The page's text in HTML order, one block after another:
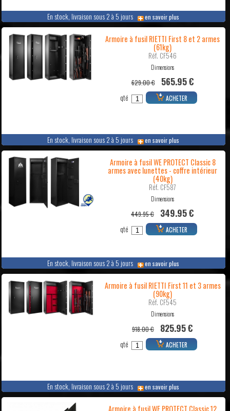
En stock, livraison sous 2 à 5 jours en savoir plus
En stock, livraison sous 2 à 5 jours en savoir plus
Armoire à fusil RIETTI First 8 et 2 armes
(61kg)
Réf. CF546
Dimensions
629.00 € 565.95 €
qté ACHETER
En stock, livraison sous 2 à 5 jours en savoir plus
Armoire à fusil WE PROTECT Classic 8
armes avec lunettes - coffre intérieur
(40kg)
Réf. CF587
Dimensions
449.95 € 349.95 €
qté ACHETER
En stock, livraison sous 2 à 5 jours en savoir plus
Armoire à fusil RIETTI First 11 et 3 armes
(90kg)
Réf. CF545
Dimensions
918.00 € 825.95 €
qté ACHETER
Armoire à fusil WE PROTECT Classic 12